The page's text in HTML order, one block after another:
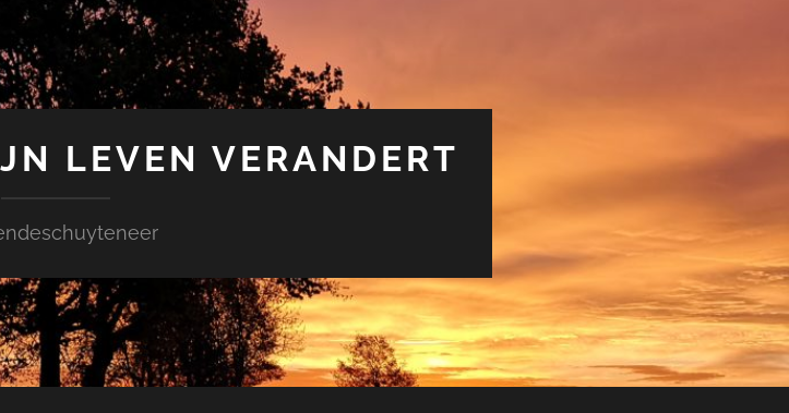
LEVEN VERANDERT